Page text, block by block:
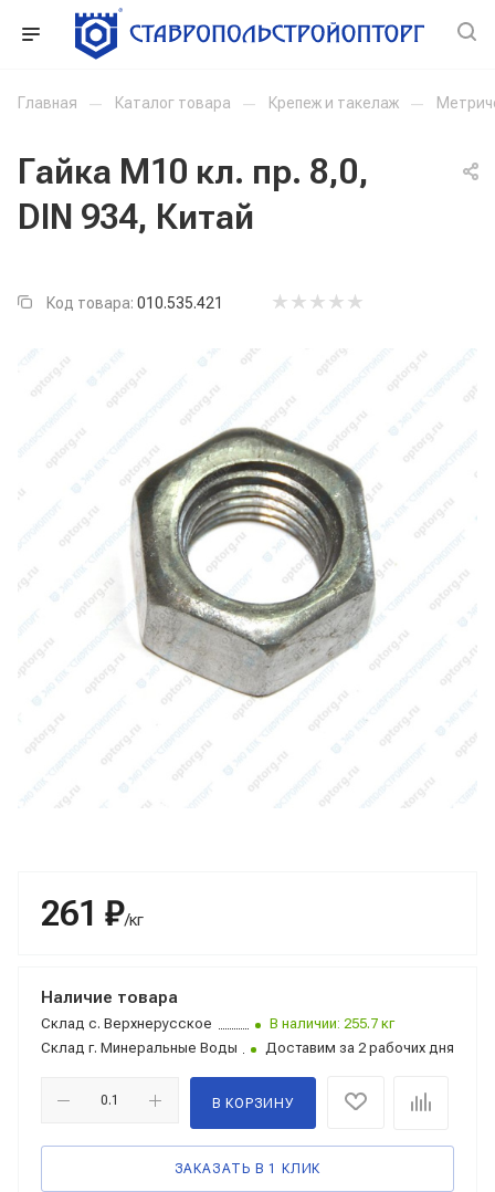
Главная — Каталог товара — Крепеж и такелаж —
Гайка М10 кл. пр. 8,0,
DIN 934, Китай
Код товара: 010.535.421
261 ₽/кг
Наличие товара
Склад с. Верхнерусское
В наличии: 255.7 кг
Склад г. Минеральные Воды Доставим за 2 рабочих дня
В КОРЗИНУ
ЗАКАЗАТЬ В 1 КЛИК